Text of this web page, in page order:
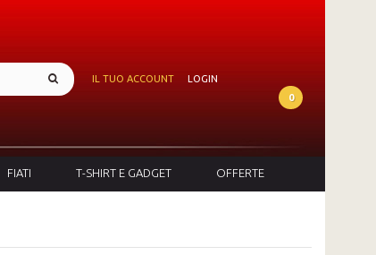
IL TUO ACCOUNT
LOGIN
0
FIATI T-SHIRT E GADGET OFFERTE